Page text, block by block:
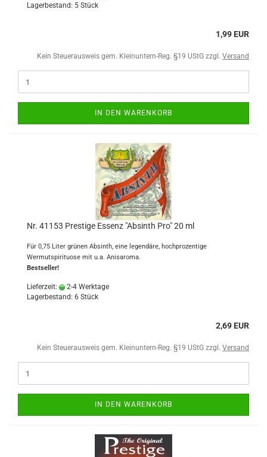
Lagerbestand: 5 Stück
1,99 EUR
Kein Steuerausweis gem. Kleinuntern-Reg. §19 UStG zzgl. Versand
IN DEN WARENKORB
Nr. 41153 Prestige Essenz "Absinth Pro" 20 ml
Für 0,75 Liter grünen Absinth, eine legendäre, hochprozentige
Wermutspirituose mit u.a. Anisaroma.
Bestseller!
Lieferzeit:
2-4 Werktage
Lagerbestand: 6 Stück
2,69 EUR
Kein Steuerausweis gem. Kleinuntern-Reg. §19 UStG zzgl. Versand
IN DEN WARENKORB